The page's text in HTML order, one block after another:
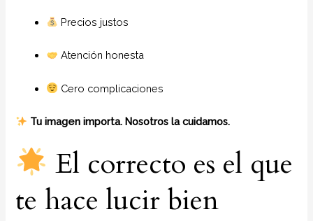
Precios justos
Atención honesta
Cero complicaciones
Tu imagen importa. Nosotros la cuidamos.
El correcto es el que
te hace lucir bien